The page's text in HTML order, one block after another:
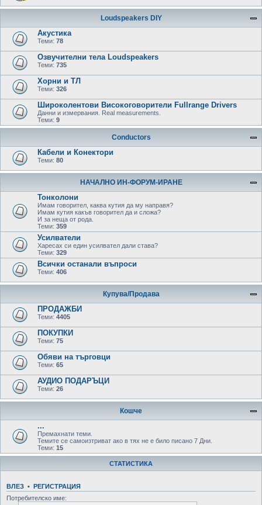
Loudspeakers DIY
Акустика
Теми: 78
Озвучителни тела Loudspeakers
Теми: 735
Хорни и ТЛ
Теми: 326
Широколентови Високоговорители Fullrange Drivers
Данни и измервания. Real measurements.
Теми: 9
Conductors
Кабели и Конектори
Теми: 80
НАЧАЛНО ИН-ФОРУМ-ИРАНЕ
Тонколони
Имам говорител, каква кутия да му направя?
Имам кутия какъв говорител да и сложа?
И за неща от рода.
Теми: 359
Усилватели
Харесах си един усилвател дали става?
Теми: 329
Всички останали въпроси
Теми: 406
Купува/Продава
ПРОДАЖБИ
Теми: 4405
ПОКУПКИ
Теми: 75
Обяви на търговци
Теми: 65
АУДИО ПОДАРЪЦИ
Теми: 26
Кошче
...
Премахнати теми.
Темите се самоизтриват ако в тях не е било писано 7 Дни.
Теми: 15
СТАТИСТИКА
ВЛЕЗ • РЕГИСТРАЦИЯ
Потребителско име: